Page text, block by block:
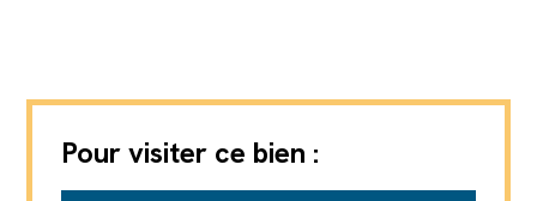
Pour visiter ce bien :